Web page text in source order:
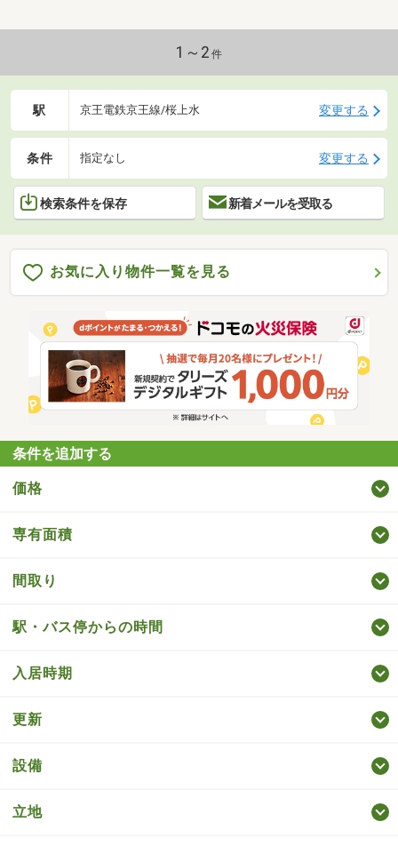
1～2 件
駅 京王電鉄京王線/桜上水 変更する
条件 指定なし 変更する
検索条件を保存 新着メールを受取る
お気に入り物件一覧を見る
条件を追加する
価格
専有面積
間取り
駅・バス停からの時間
入居時期
更新
設備
立地